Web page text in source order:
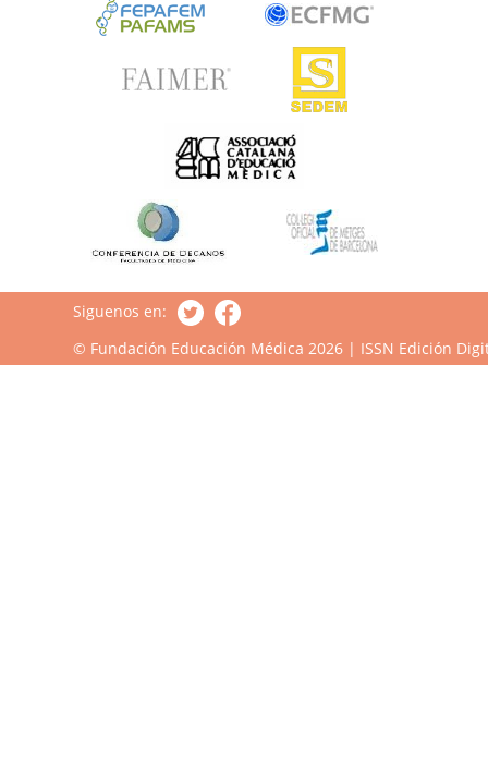
Siguenos en:
© Fundación Educación Médica 2026 | ISSN Edición